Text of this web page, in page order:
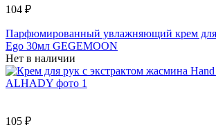
104 ₽
Парфюмированный увлажняющий крем для
Ego 30мл GEGEMOON
Нет в наличии
105 ₽